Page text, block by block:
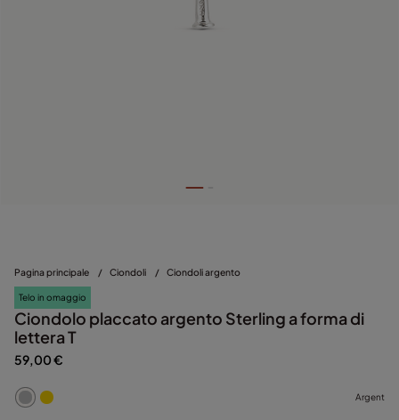
Pagina principale / Ciondoli / Ciondoli argento
Telo in omaggio
Ciondolo placcato argento Sterling a forma di
lettera T
59,00 €
Argent